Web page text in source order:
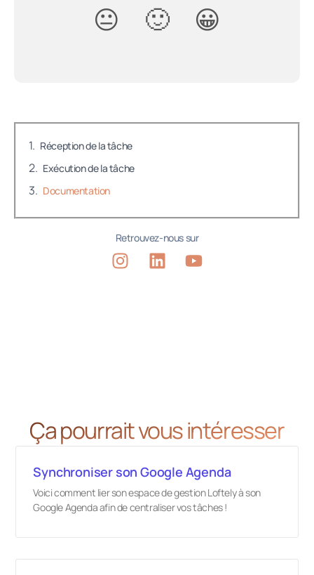
Réception de la tâche
Exécution de la tâche
Documentation
Retrouvez-nous sur
Ça pourrait vous intéresser
Synchroniser son Google Agenda
Voici comment lier son espace de gestion Loftely à son
Google Agenda afin de centraliser vos tâches !